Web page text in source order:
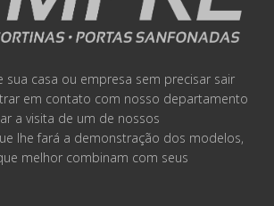
sua casa ou empresa sem precisar sair
em contato com nosso departamento
a visita de um de nossos
lhe fará a demonstração dos modelos,
melhor combinam com seus